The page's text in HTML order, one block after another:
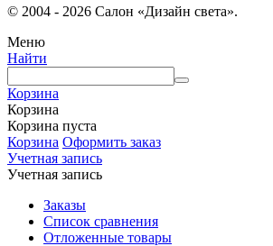
© 2004 - 2026 Салон «Дизайн света».
Меню
Найти
Корзина
Корзина
Корзина пуста
Корзина Оформить заказ
Учетная запись
Учетная запись
Заказы
Список сравнения
Отложенные товары